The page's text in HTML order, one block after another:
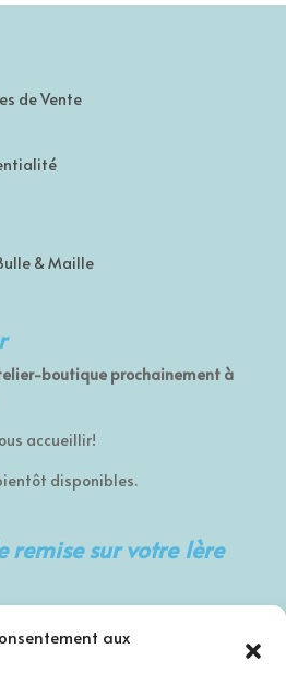
aux
de Vente
& Maille
boutique prochainement à
accueillir!
disponibles.
remise sur votre 1ère